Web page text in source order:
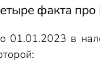
факта
01.01.2023 в